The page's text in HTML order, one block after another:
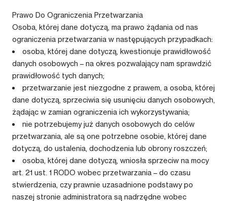
Prawo Do Ograniczenia Przetwarzania
Osoba, której dane dotyczą, ma prawo żądania od nas
ograniczenia przetwarzania w następujących przypadkach:
osoba, której dane dotyczą, kwestionuje prawidłowość
danych osobowych – na okres pozwalający nam sprawdzić
prawidłowość tych danych;
przetwarzanie jest niezgodne z prawem, a osoba, której
dane dotyczą, sprzeciwia się usunięciu danych osobowych,
żądając w zamian ograniczenia ich wykorzystywania;
nie potrzebujemy już danych osobowych do celów
przetwarzania, ale są one potrzebne osobie, której dane
dotyczą, do ustalenia, dochodzenia lub obrony roszczeń;
osoba, której dane dotyczą, wniosła sprzeciw na mocy
art. 21 ust. 1 RODO wobec przetwarzania – do czasu
stwierdzenia, czy prawnie uzasadnione podstawy po
naszej stronie administratora są nadrzędne wobec